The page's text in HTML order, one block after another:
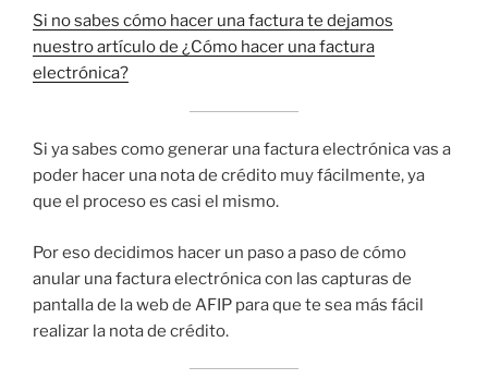
Si no sabes cómo hacer una factura te dejamos
nuestro artículo de ¿Cómo hacer una factura
electrónica?
Si ya sabes como generar una factura electrónica vas a
poder hacer una nota de crédito muy fácilmente, ya
que el proceso es casi el mismo.
Por eso decidimos hacer un paso a paso de cómo
anular una factura electrónica con las capturas de
pantalla de la web de AFIP para que te sea más fácil
realizar la nota de crédito.